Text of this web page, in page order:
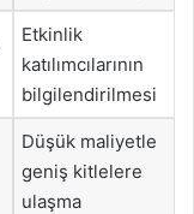
Etkinlik
katılımcılarının
bilgilendirilmesi
Düşük maliyetle
geniş kitlelere
ulaşma